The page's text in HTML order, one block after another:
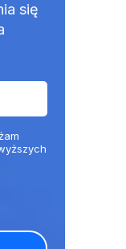
się